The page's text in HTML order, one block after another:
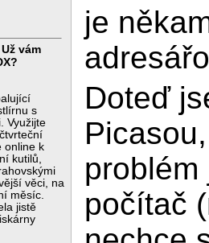
vám
s
Využijte
online k
kutilů,
věci, na
měsíc.
jistě
je
Doteď
počítač